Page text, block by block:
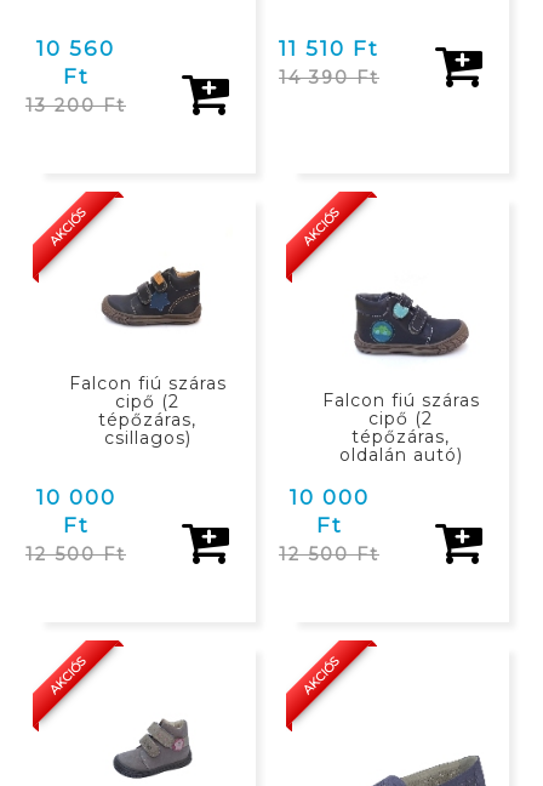
10 560
Ft
13 200 Ft
11 510 Ft
14 390 Ft
AKCIÓS
Falcon fiú száras
cipő (2
tépőzáras,
csillagos)
10 000
Ft
12 500 Ft
AKCIÓS
Falcon fiú száras
cipő (2
tépőzáras,
oldalán autó)
10 000
Ft
12 500 Ft
AKCIÓS AKCIÓS